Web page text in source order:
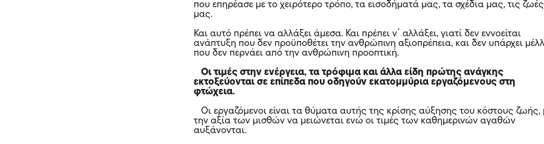
που επηρέασε με το χειρότερο τρόπο, τα εισοδήματά μας, τα σχέδια μας, τις ζωές
μας.
Και αυτό πρέπει να αλλάξει άμεσα. Και πρέπει ν΄ αλλάξει, γιατί δεν εννοείται
ανάπτυξη που δεν προϋποθέτει την ανθρώπινη αξιοπρέπεια, και δεν υπάρχει
που δεν περνάει από την ανθρώπινη προοπτική.
Οι τιμές στην ενέργεια, τα τρόφιμα και άλλα είδη πρώτης ανάγκης
εκτοξεύονται σε επίπεδα που οδηγούν εκατομμύρια εργαζόμενους στη
φτώχεια.
Οι εργαζόμενοι είναι τα θύματα αυτής της κρίσης αύξησης του κόστους ζωής,
την αξία των μισθών να μειώνεται ενώ οι τιμές των καθημερινών αγαθών
αυξάνονται.